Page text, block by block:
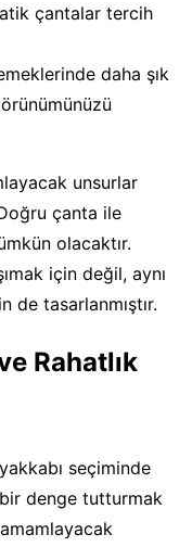
çantalar tercih
daha şık
unsurlar
çanta ile
olacaktır.
için değil, aynı
de tasarlanmıştır.
Rahatlık
seçiminde
denge tutturmak